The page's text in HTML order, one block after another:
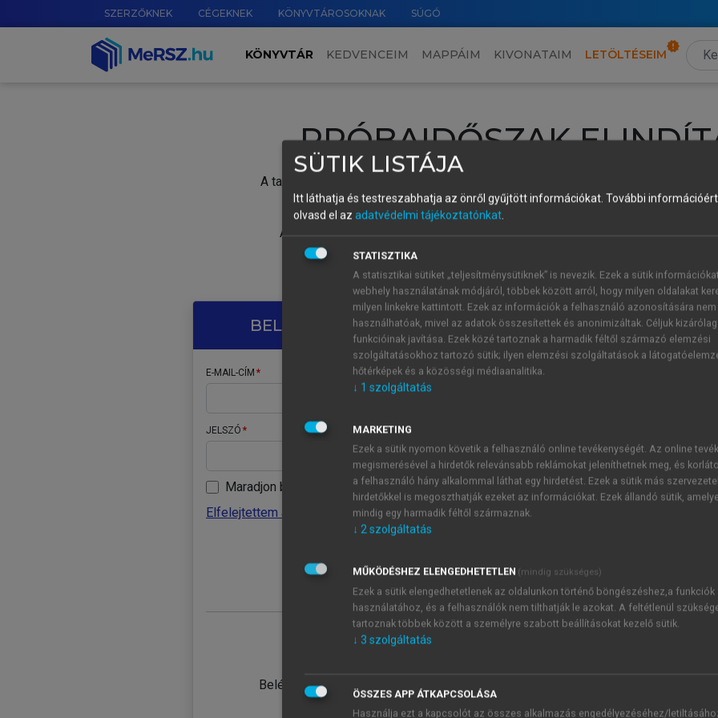
SZERZŐKNEK CÉGEKNEK KÖNYVTÁROSOKNAK SÚGÓ
KÖNYVTÁR KEDVENCEIM MAPPÁIM KIVONATAIM LETÖLTÉSEIM
PRÓBAIDŐSZAK
A tartalom megtekintéséhez lépj be a saját fiókoddal, iskolai azonosítóddal vagy
Új felhasználóként1 óra díjmentes hozzáférésrevagy
A próbaidőszak elindításához,
vagy hozz
A regisztráció után a
BELÉPÉS SAJÁT FIÓKKAL
E-MAIL-CÍM
JELSZÓ
Maradjon belépve
Elfelejtettem a jelszavamat
Belépés intézményi azonosítóval
ÚJ FIÓK
1 óra
JELSZÓ
Kérek értesítést a MeRSZ
Kérek értesítést az
SÜTIK LISTÁJA
Itt láthatja és testreszabhatja az önről gyűjtött információkat. További
olvasd el az adatvédelmi tájékoztatónkat.
STATISZTIKA
A statisztikai sütiket „teljesítménysütiknek” is nevezik. Ezek a sütik
webhely használatának módjáról, többek között arról, hogy milyen oldalakat
milyen linkekre kattintott. Ezek az információk a felhasználó azonosítására nem
használhatóak, mivel az adatok összesítettek és anonimizáltak. Céljuk
funkcióinak javítása. Ezek közé tartoznak a harmadik féltől származó elemzési
szolgáltatásokhoz tartozó sütik; ilyen elemzési szolgáltatások a
hőtérképek és a közösségi médiaanalitika.
↓ 1 szolgáltatás
MARKETING
Ezek a sütik nyomon követik a felhasználó online tevékenységét. Az online
megismerésével a hirdetők relevánsabb reklámokat jeleníthetnek meg, és
a felhasználó hány alkalommal láthat egy hirdetést. Ezek a sütik más
hirdetőkkel is megoszthatják ezeket az információkat. Ezek állandó sütik,
mindig egy harmadik féltől származnak.
↓ 2szolgáltatás
MŰKÖDÉSHEZ ELENGEDHETETLEN (mindig szükséges)
Ezek a sütik elengedhetetlenek az oldalunkon történő böngészéshez,a funkciók
használatához, és a felhasználók nem tilthatják le azokat. A feltétlenül
tartoznak többek között a személyre szabott beállításokat kezelő sütik.
↓ 3 szolgáltatás
ÖSSZES APP ÁTKAPCSOLÁSA
Használja ezt a kapcsolót az összes alkalmazás engedélyezéséhez/